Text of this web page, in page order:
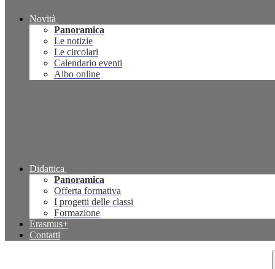
Novità
Panoramica
Le notizie
Le circolari
Calendario eventi
Albo online
Didattica
Panoramica
Offerta formativa
I progetti delle classi
Formazione
Erasmus+
Contatti